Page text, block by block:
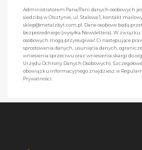
Administratorem Pana/Pani danych osobowych
siedzibą w Olsztynie, ul. Stalowa 1, kontakt
sklep@metalzbyt.com.pl. Dane osobowe będą
bezpośredniego (wysyłka Newslettera). W
osobowych mogą przysługiwać Ci następujące
sprostowania danych, usunięcia danych,
wniesienia sprzeciwu oraz wniesienia skargi do
Urzędu Ochrony Danych Osobowych).
obowiązku informacyjnego znajdziesz w
Prywatności.